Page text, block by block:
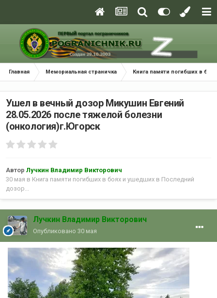
Главная Мемориальная страничка Книга памяти погибших в
Ушел в вечный дозор Микушин Евгений
28.05.2026 после тяжелой болезни
(онкология)г.Югорск
Автор Лучкин Владимир Викторович
30 мая в Книга памяти погибших в боях и ушедших в Последний
дозор...
Лучкин Владимир Викторович
Опубликовано 30 мая